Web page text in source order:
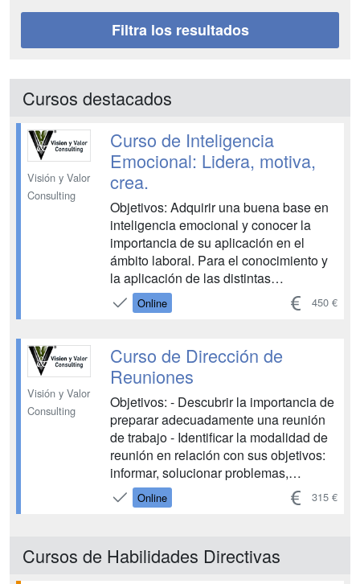
Filtra los resultados
Cursos destacados
Visión y Valor
Consulting
Curso de Inteligencia
Emocional: Lidera, motiva,
crea.
Objetivos: Adquirir una buena base en
inteligencia emocional y conocer la
importancia de su aplicación en el
ámbito laboral. Para el conocimiento y
la aplicación de las distintas
competencias de la Inteligencia
Emocional, (competencias personales y
profesional-laboral como personal-
afectivo. Conocer la diferencia entre el
Coe...
Online 450 €
Visión y Valor
Consulting
Curso de Dirección de
Reuniones
Objetivos: - Descubrir la importancia de
preparar adecuadamente una reunión
de trabajo - Identificar la modalidad de
reunión en relación con sus objetivos:
informar, solucionar problemas,
presentar servicios, presentar la
empresa, etc. - Identificar el rol
técnicas, usos y recursos para logr...
Online 315 €
Cursos de Habilidades Directivas